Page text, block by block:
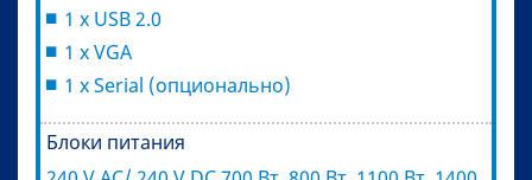
1 x USB 2.0
1 x VGA
1 x Serial (опционально)
Блоки питания